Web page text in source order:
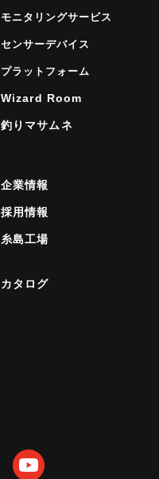
モニタリングサービス
センサーデバイス
プラットフォーム
Wizard Room
釣りマサムネ
企業情報
採用情報
糸島工場
カタログ